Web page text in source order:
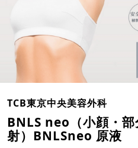
TCB東京中央美容外科
BNLS neo（小顔・
射）BNLSneo 原液